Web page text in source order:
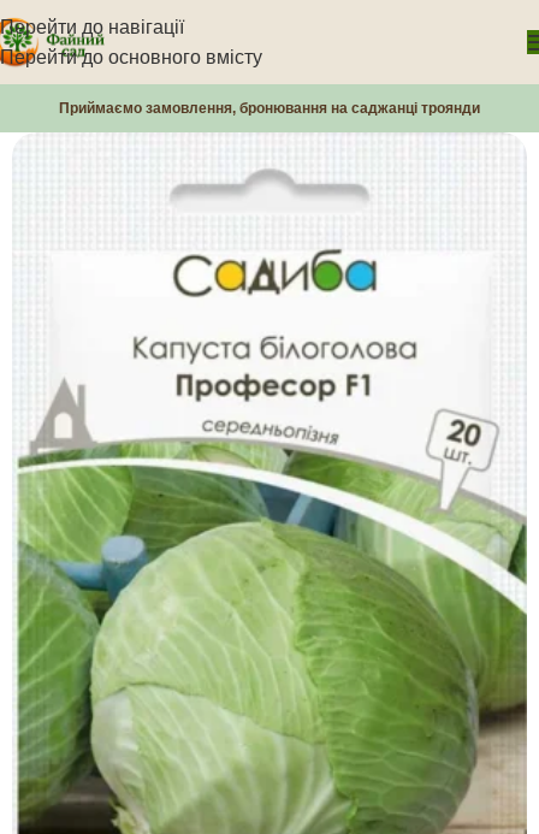
Перейти до навігації
Перейти до основного вмісту
Приймаємо замовлення, бронювання на саджанці троянди